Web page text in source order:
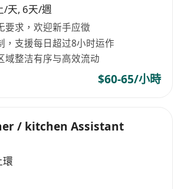
/天, 6天/週
要求，欢迎新手应徵
，支援每日超过8小时运作
域整洁有序与高效流动
$60-65/小時
/ kitchen Assistant
環